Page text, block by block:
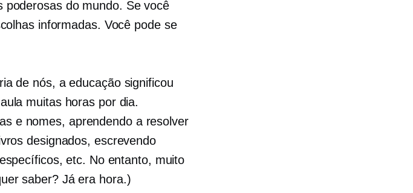
poderosas do mundo. Se você
informadas. Você pode se
de nós, a educação significou
muitas horas por dia.
e nomes, aprendendo a resolver
designados, escrevendo
etc. No entanto, muito
saber? Já era hora.)